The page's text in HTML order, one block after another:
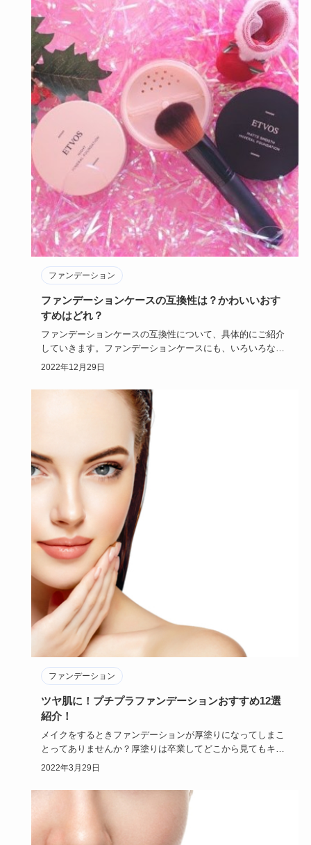
ファンデーション
ファンデーションケースの互換性は？かわいいおす
すめはどれ？
ファンデーションケースの互換性について、具体的にご紹介
していきます。ファンデーションケースにも、いろいろなタ
イプがあり、か…
2022年12月29日
ファンデーション
ツヤ肌に！プチプラファンデーションおすすめ12選
紹介！
メイクをするときファンデーションが厚塗りになってしまこ
とってありませんか？厚塗りは卒業してどこから見てもキレ
イで美しいツヤ…
2022年3月29日